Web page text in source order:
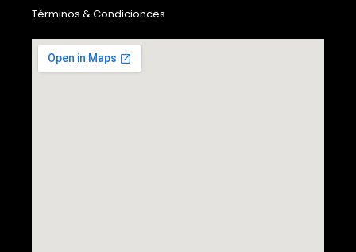
Términos & Condicionces